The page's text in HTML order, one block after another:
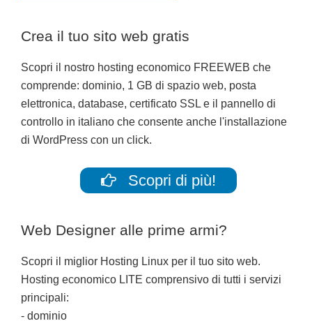
Crea il tuo sito web gratis
Scopri il nostro hosting economico FREEWEB che
comprende: dominio, 1 GB di spazio web, posta
elettronica, database, certificato SSL e il pannello di
controllo in italiano che consente anche l'installazione
di WordPress con un click.
Scopri di più!
Web Designer alle prime armi?
Scopri il miglior Hosting Linux per il tuo sito web.
Hosting economico LITE comprensivo di tutti i servizi
principali:
- dominio